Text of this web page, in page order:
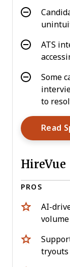
ATS
Some
to
Read
HireVue
PROS
AI-
tryouts